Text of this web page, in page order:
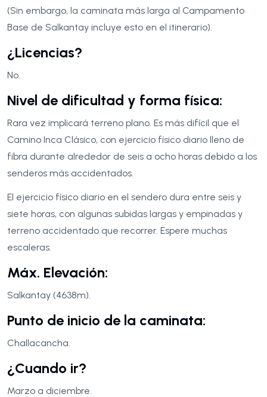
(Sin embargo, la caminata más larga al Campamento
Base de Salkantay incluye esto en el itinerario).
¿Licencias?
No.
Nivel de dificultad y forma física:
Rara vez implicará terreno plano. Es más difícil que el
Camino Inca Clásico, con ejercicio físico diario lleno de
fibra durante alrededor de seis a ocho horas debido a los
senderos más accidentados.
El ejercicio físico diario en el sendero dura entre seis y
siete horas, con algunas subidas largas y empinadas y
terreno accidentado que recorrer. Espere muchas
escaleras.
Máx. Elevación:
Salkantay (4638m).
Punto de inicio de la caminata:
Challacancha.
¿Cuando ir?
Marzo a diciembre.